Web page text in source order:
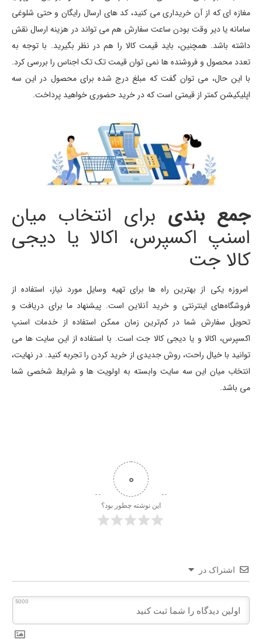
مغازه ای که از آن خریداری می کنید، کد های ارسال رایگان و حتی شلوغی
سامانه یا دیر وقت بودن ساعت سفارش هم می تواند در هزینه ارسال نقش
داشته باشد. همچنین، باید قیمت کالا را هم در نظر بگیرید. با توجه به
تعدد محصول و فروشنده ها نمی توان قیمت تک تک اجناس را بررسی کرد.
با این حال، می توان گفت که مبلغ درج شده برای محصول در این سه
اپلیکیشن کمتر از قیمتی است که در خرید حضوری خواهید پرداخت.
جمع بندی برای انتخاب میان
اسنپ اکسپرس، اکالا یا دیجی
کالا جت
امروزه یکی از بهترین راه ‌ها برای تهیه وسایل مورد ‌نیاز، استفاده از
فروشگاه‌های اینترنتی و خرید آنلاین است. پیشنهاد ما برای دریافت و
تحویل سفارش شما در کم‌ترین زمان ممکن استفاده از خدمات اسنپ
اکسپرس، اکالا و یا دیجی کالا جت است. با استفاده از این سایت‌ ها می
توانید با خیال راحت، روش جدیدی از خرید کردن را تجربه کنید. در نهایت،
انتخاب میان این سه سایت وابسته به اولویت ها و شرایط شخصی شما
می­ باشد.
0
این نوشته چطور بود؟
اشتراک در
5000